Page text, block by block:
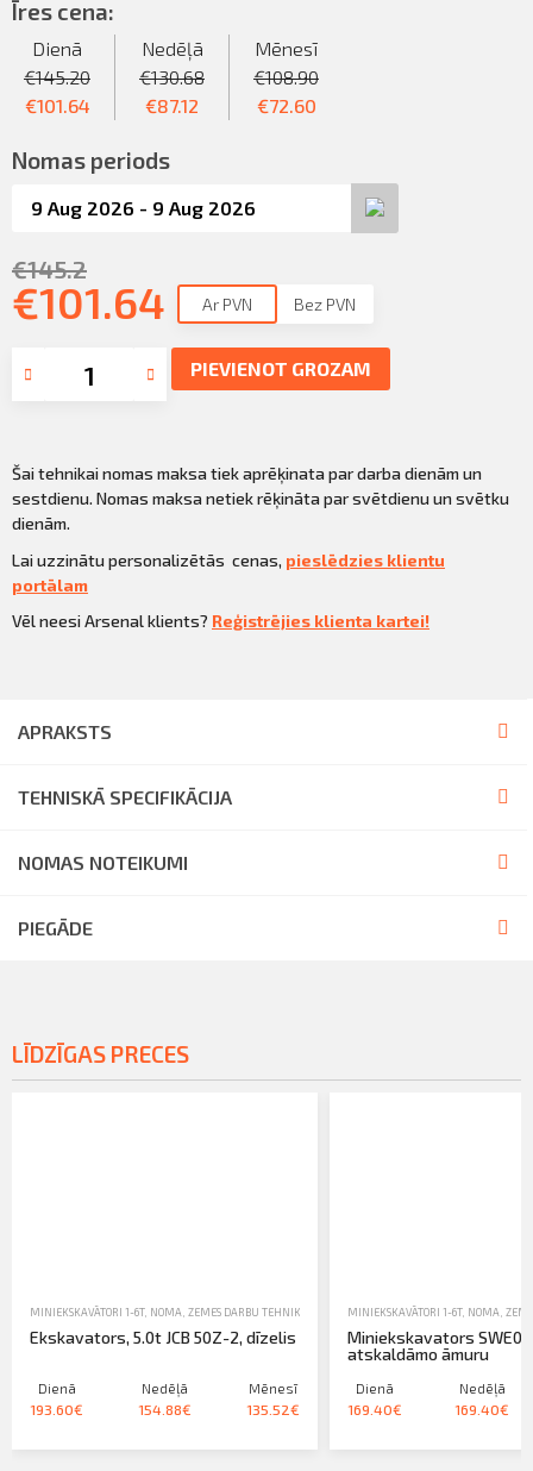
KLIENTU PORTĀLS
KĻŪT PAR KLIENTU
Iziet
Īres cena:
Dienā
€145.20
€101.64
Nedēļā
€130.68
€87.12
Mēnesī
€108.90
€72.60
Nomas periods
€145.2
€101.64 Ar PVN Bez PVN
PIEVIENOT GROZAM
Šai tehnikai nomas maksa tiek aprēķinata par darba dienām un
sestdienu. Nomas maksa netiek rēķināta par svētdienu un svētku
dienām.
Lai uzzinātu personalizētās cenas, pieslēdzies klientu
portālam
Vēl neesi Arsenal klients? Reģistrējies klienta kartei!
APRAKSTS
TEHNISKĀ SPECIFIKĀCIJA
NOMAS NOTEIKUMI
PIEGĀDE
LĪDZĪGAS PRECES
MINIEKSKAVĀTORI 1-6T, NOMA ZEMES DARBU TEHNIKA-EKSKAVATORI, IEKRĀVĒJI, TRAKTORI
Ekskavators, 5.0t JCB 50Z-2, dīzelis
Dienā
193.60€
Nedēļā
154.88€
Mēnesī
135.52€
MINIEKSKAVĀTORI 1-6T, NOMA
Miniekskavators
atskaldāmo āmuru
Dienā
169.40€
Nedēļā
169.40€